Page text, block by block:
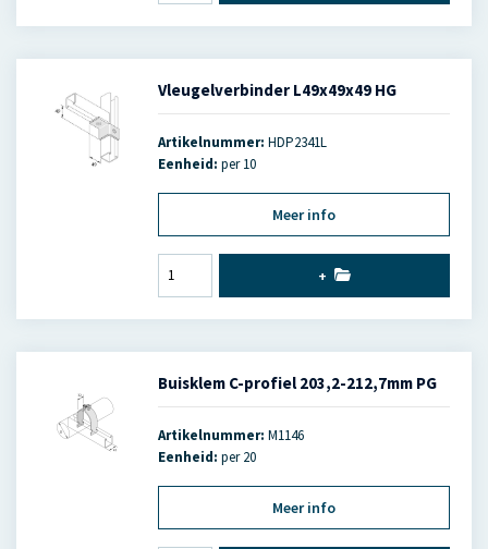
Vleugelverbinder L49x49x49 HG
Artikelnummer: HDP2341L
Eenheid: per 10
Meer info
+
Buisklem C-profiel 203,2-212,7mm PG
Artikelnummer: M1146
Eenheid: per 20
Meer info